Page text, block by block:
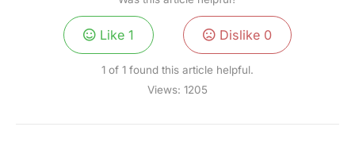
Like1 Dislike 0
1 of 1 found this article helpful.
Views: 1205